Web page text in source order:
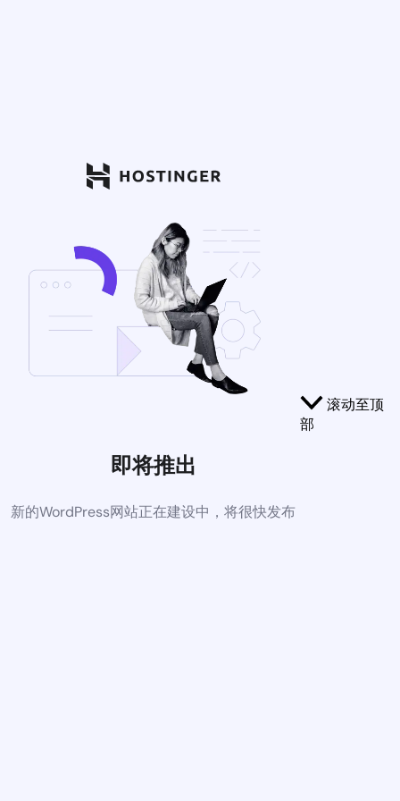
即将推出
新的WordPress网站正在建设中，将很快发布
滚动至顶
部